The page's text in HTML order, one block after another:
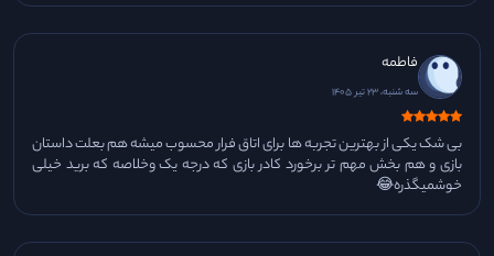
فاطمه
سه شنبه، 23 تیر 1405
بی شک یکی از بهترین تجربه ها برای اتاق فرار محسوب میشه هم بعلت داستان
بازی و هم بخش مهم تر برخورد کادر بازی که درجه یک وخلاصه که برید خیلی
خوشمیگذره😂